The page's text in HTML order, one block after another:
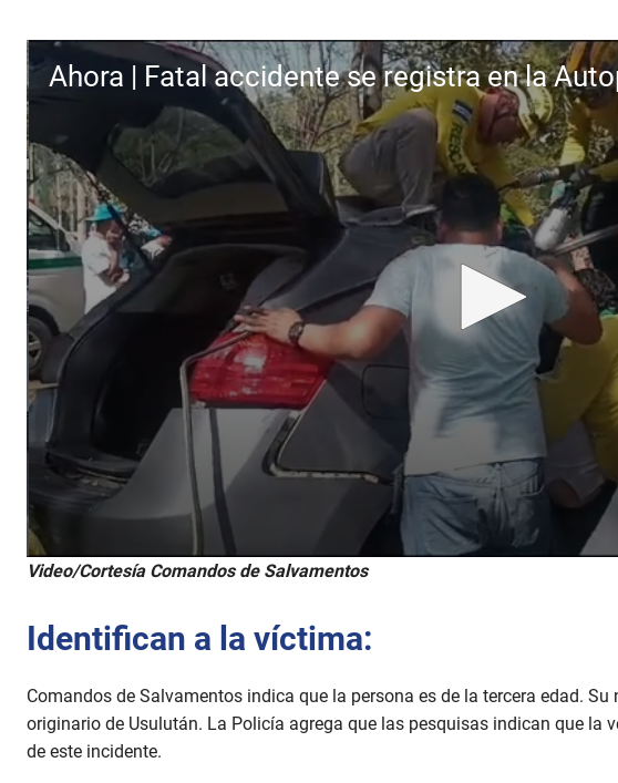
Ahora | Fatal accidente se registra en la
0
s
n
s
o
f
4
7
Video/Cortesía Comandos de Salvamentos
Identifican a la víctima:
Comandos de Salvamentos indica que la persona es de la tercera edad. Su
originario de Usulután. La Policía agrega que las pesquisas indican que la
de este incidente.